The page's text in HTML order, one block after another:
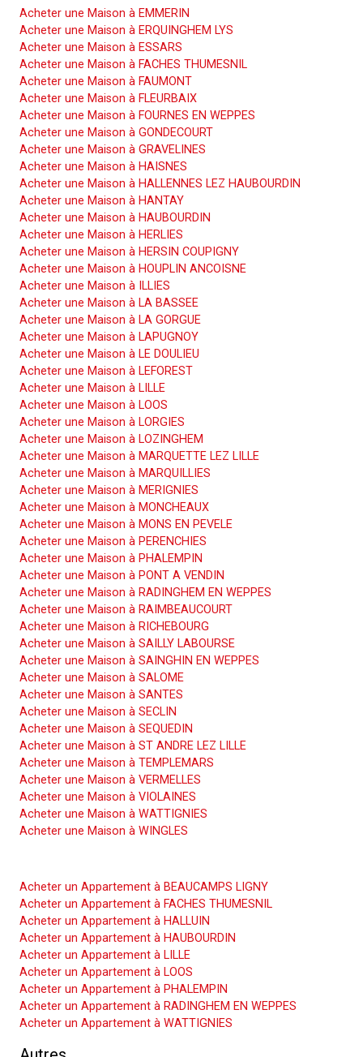
Acheter une Maison à EMMERIN
Acheter une Maison à ERQUINGHEM LYS
Acheter une Maison à ESSARS
Acheter une Maison à FACHES THUMESNIL
Acheter une Maison à FAUMONT
Acheter une Maison à FLEURBAIX
Acheter une Maison à FOURNES EN WEPPES
Acheter une Maison à GONDECOURT
Acheter une Maison à GRAVELINES
Acheter une Maison à HAISNES
Acheter une Maison à HALLENNES LEZ HAUBOURDIN
Acheter une Maison à HANTAY
Acheter une Maison à HAUBOURDIN
Acheter une Maison à HERLIES
Acheter une Maison à HERSIN COUPIGNY
Acheter une Maison à HOUPLIN ANCOISNE
Acheter une Maison à ILLIES
Acheter une Maison à LA BASSEE
Acheter une Maison à LA GORGUE
Acheter une Maison à LAPUGNOY
Acheter une Maison à LE DOULIEU
Acheter une Maison à LEFOREST
Acheter une Maison à LILLE
Acheter une Maison à LOOS
Acheter une Maison à LORGIES
Acheter une Maison à LOZINGHEM
Acheter une Maison à MARQUETTE LEZ LILLE
Acheter une Maison à MARQUILLIES
Acheter une Maison à MERIGNIES
Acheter une Maison à MONCHEAUX
Acheter une Maison à MONS EN PEVELE
Acheter une Maison à PERENCHIES
Acheter une Maison à PHALEMPIN
Acheter une Maison à PONT A VENDIN
Acheter une Maison à RADINGHEM EN WEPPES
Acheter une Maison à RAIMBEAUCOURT
Acheter une Maison à RICHEBOURG
Acheter une Maison à SAILLY LABOURSE
Acheter une Maison à SAINGHIN EN WEPPES
Acheter une Maison à SALOME
Acheter une Maison à SANTES
Acheter une Maison à SECLIN
Acheter une Maison à SEQUEDIN
Acheter une Maison à ST ANDRE LEZ LILLE
Acheter une Maison à TEMPLEMARS
Acheter une Maison à VERMELLES
Acheter une Maison à VIOLAINES
Acheter une Maison à WATTIGNIES
Acheter une Maison à WINGLES
Acheter un Appartement à BEAUCAMPS LIGNY
Acheter un Appartement à FACHES THUMESNIL
Acheter un Appartement à HALLUIN
Acheter un Appartement à HAUBOURDIN
Acheter un Appartement à LILLE
Acheter un Appartement à LOOS
Acheter un Appartement à PHALEMPIN
Acheter un Appartement à RADINGHEM EN WEPPES
Acheter un Appartement à WATTIGNIES